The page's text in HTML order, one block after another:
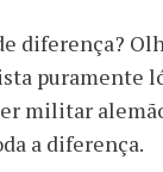
diferença?
puramente
militar
a diferença.